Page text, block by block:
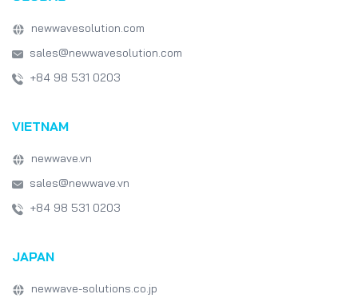
newwavesolution.com
sales@newwavesolution.com
+84 98 531 0203
VIETNAM
newwave.vn
sales@newwave.vn
+84 98 531 0203
JAPAN
newwave-solutions.co.jp